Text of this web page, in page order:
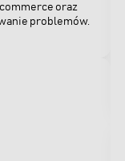
oraz
problemów.